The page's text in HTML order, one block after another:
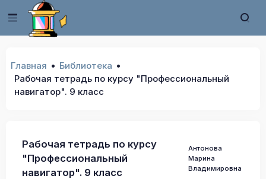
Главная
Библиотека
Рабочая тетрадь по курсу "Профессиональный
навигатор". 9 класс
Рабочая тетрадь по курсу
"Профессиональный
навигатор". 9 класс
Антонова
Марина
Владимировна